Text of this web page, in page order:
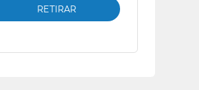
RETIRAR